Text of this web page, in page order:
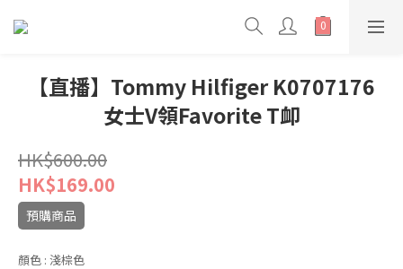
【直播】Tommy Hilfiger K0707176
女士V領Favorite T卹
HK$600.00
HK$169.00
預購商品
顏色 : 淺棕色